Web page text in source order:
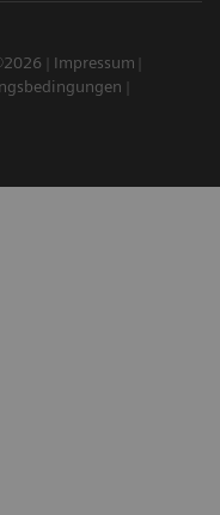
Impressum